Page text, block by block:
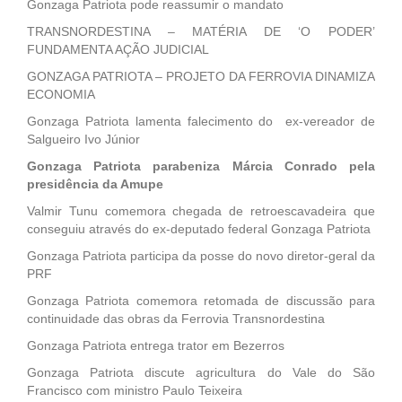
Gonzaga Patriota pode reassumir o mandato
TRANSNORDESTINA – MATÉRIA DE ‘O PODER’
FUNDAMENTA AÇÃO JUDICIAL
GONZAGA PATRIOTA – PROJETO DA FERROVIA DINAMIZA
ECONOMIA
Gonzaga Patriota lamenta falecimento do ex-vereador de
Salgueiro Ivo Júnior
Gonzaga Patriota parabeniza Márcia Conrado pela
presidência da Amupe
Valmir Tunu comemora chegada de retroescavadeira que
conseguiu através do ex-deputado federal Gonzaga Patriota
Gonzaga Patriota participa da posse do novo diretor-geral da
PRF
Gonzaga Patriota comemora retomada de discussão para
continuidade das obras da Ferrovia Transnordestina
Gonzaga Patriota entrega trator em Bezerros
Gonzaga Patriota discute agricultura do Vale do São
Francisco com ministro Paulo Teixeira